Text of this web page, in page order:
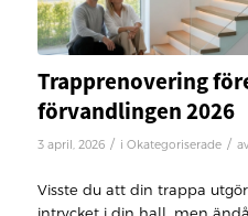
Trapprenovering
förvandlingen 2026
3 april, 2026 / i Okategoriserade / av
Visste du att din trappa